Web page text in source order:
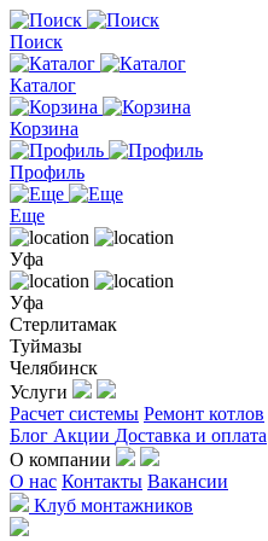
Поиск
Каталог
Корзина
Профиль
Еще
Уфа
Уфа
Стерлитамак
Туймазы
Челябинск
Услуги
Расчет системы Ремонт котлов
Блог Акции Доставка и оплата
О компании
О нас Контакты Вакансии
Клуб монтажников